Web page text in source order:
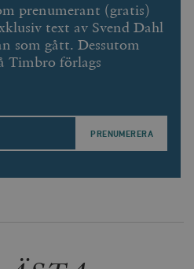
prenumerant (gratis)
text av Svend Dahl
som gått. Dessutom
Timbro förlags